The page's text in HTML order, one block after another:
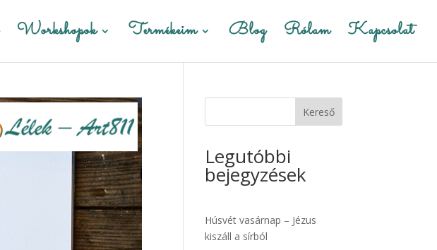
Workshopok Termékeim Blog Rólam Kapcsolat
Kereső
Legutóbbi
bejegyzések
Húsvét vasárnap – Jézus
kiszáll a sírból